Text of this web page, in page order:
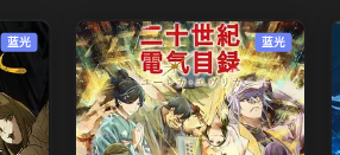
蓝光 蓝光